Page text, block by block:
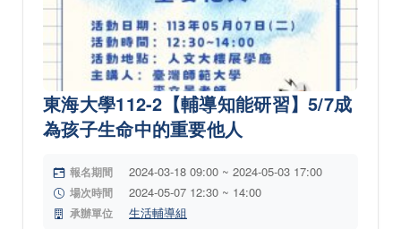
東海大學112-2【輔導知能研習】5/7成
為孩子生命中的重要他人
報名期間 2024-03-18 09:00 ~ 2024-05-03 17:00
場次時間 2024-05-07 12:30 ~ 14:00
承辦單位 生活輔導組